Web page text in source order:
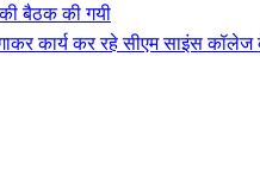
की बैठक की गयी
कार्य कर रहे सीएम साइंस कॉलेज